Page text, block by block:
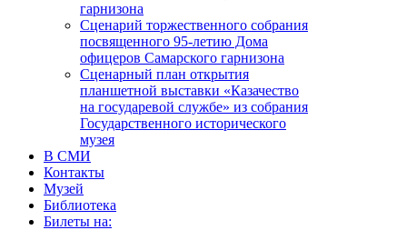
гарнизона
Сценарий торжественного собрания
посвященного 95-летию Дома
офицеров Самарского гарнизона
Сценарный план открытия
планшетной выставки «Казачество
на государевой службе» из собрания
Государственного исторического
музея
В СМИ
Контакты
Музей
Библиотека
Билеты на: